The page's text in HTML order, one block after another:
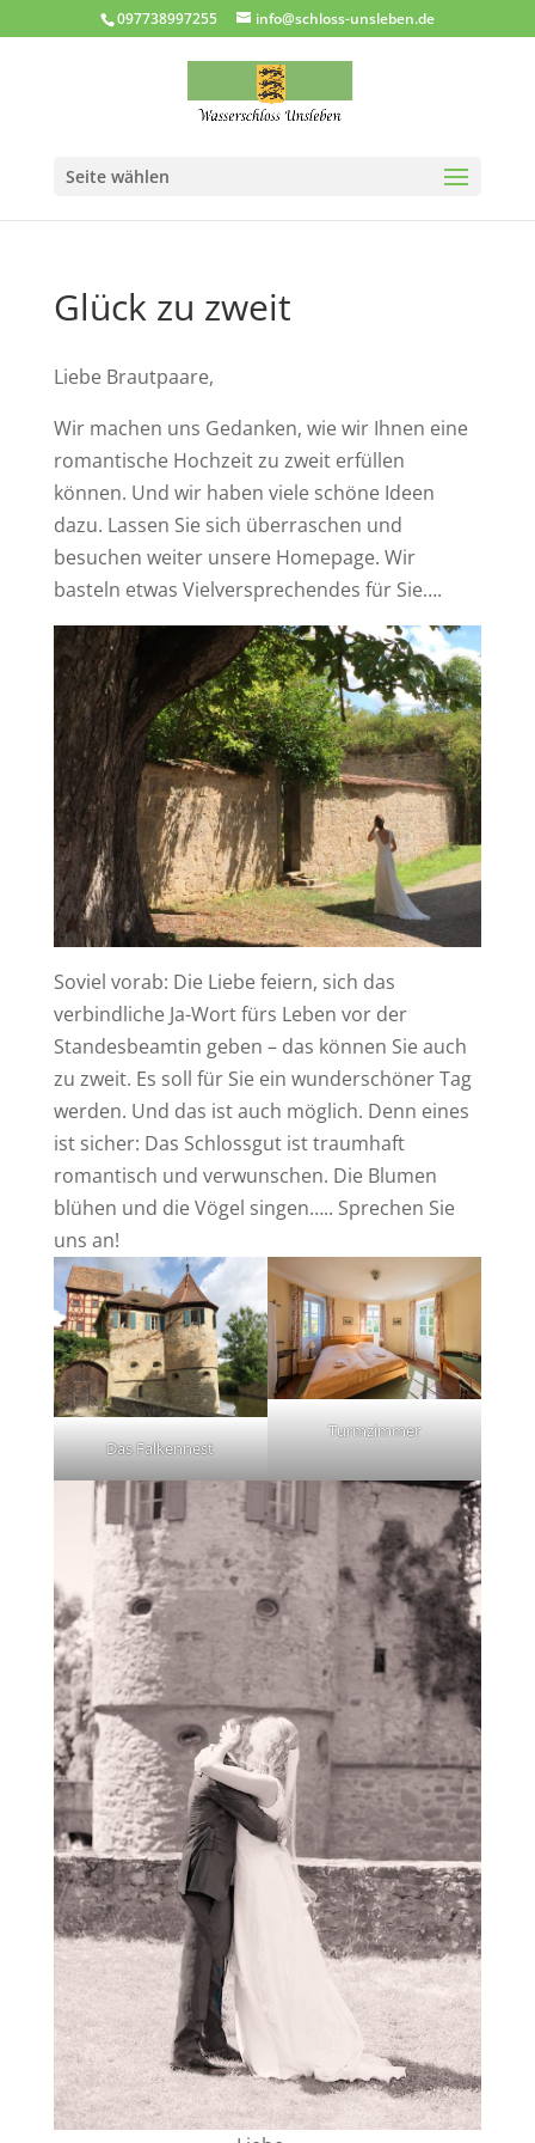
097738997255 info@schloss-unsleben.de
Seite wählen
Glück zu zweit
Liebe Brautpaare,
Wir machen uns Gedanken, wie wir Ihnen eine
romantische Hochzeit zu zweit erfüllen
können. Und wir haben viele schöne Ideen
dazu. Lassen Sie sich überraschen und
besuchen weiter unsere Homepage. Wir
basteln etwas Vielversprechendes für Sie….
Soviel vorab: Die Liebe feiern, sich das
verbindliche Ja-Wort fürs Leben vor der
Standesbeamtin geben – das können Sie auch
zu zweit. Es soll für Sie ein wunderschöner Tag
werden. Und das ist auch möglich. Denn eines
ist sicher: Das Schlossgut ist traumhaft
romantisch und verwunschen. Die Blumen
blühen und die Vögel singen….. Sprechen Sie
uns an!
Das Falkennest
Turmzimmer